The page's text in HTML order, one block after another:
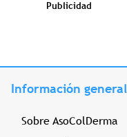
Publicidad
Información general
Sobre AsoColDerma